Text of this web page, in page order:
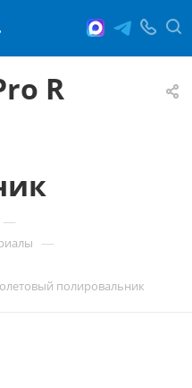
R
—
—
полировальник